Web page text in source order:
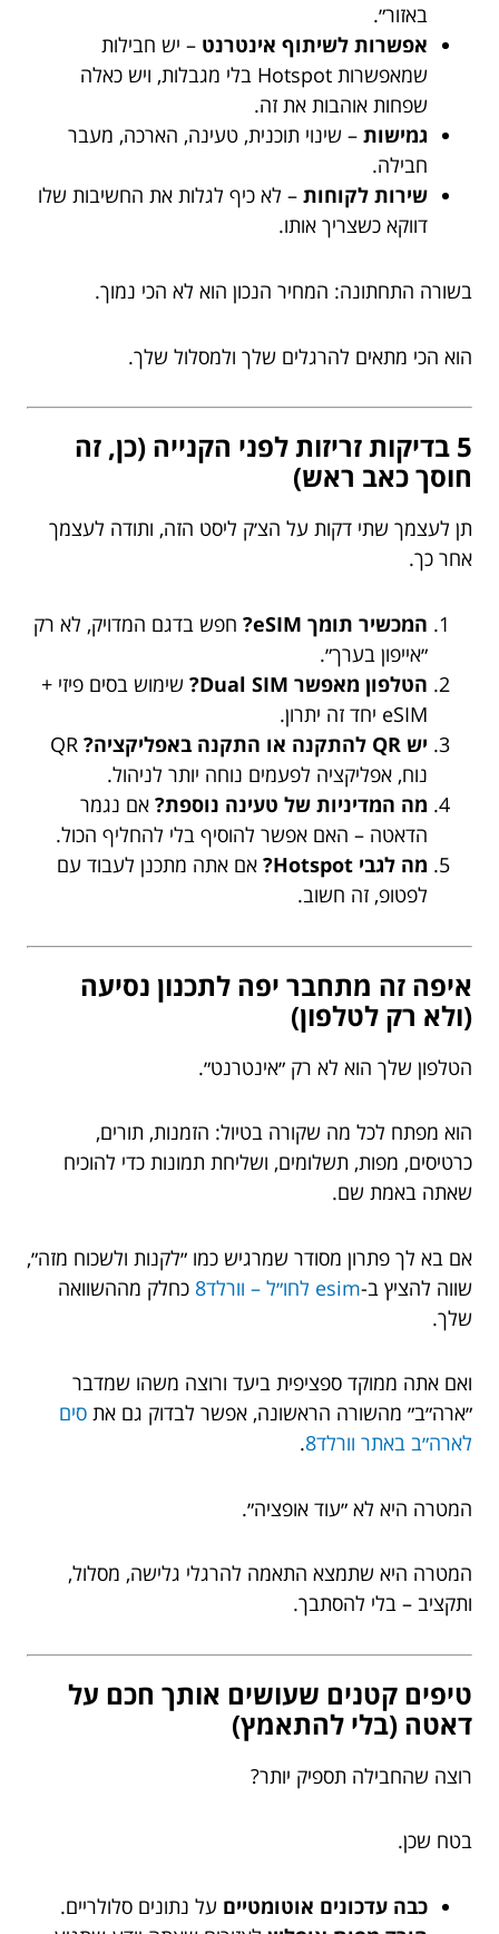
באזור״.
אפשרות לשיתוף אינטרנט – יש חבילות
שמאפשרות Hotspot בלי מגבלות, ויש כאלה
שפחות אוהבות את זה.
גמישות – שינוי תוכנית, טעינה, הארכה, מעבר
חבילה.
שירות לקוחות – לא כיף לגלות את החשיבות שלו
דווקא כשצריך אותו.
בשורה התחתונה: המחיר הנכון הוא לא הכי נמוך.
הוא הכי מתאים להרגלים שלך ולמסלול שלך.
5 בדיקות זריזות לפני הקנייה (כן, זה
חוסך כאב ראש)
תן לעצמך שתי דקות על הצ׳ק ליסט הזה, ותודה לעצמך
אחר כך.
המכשיר תומך eSIM?
חפש בדגם המדויק, לא רק
״אייפון בערך״.
הטלפון מאפשר Dual SIM?
שימוש בסים פיזי +
eSIM יחד זה יתרון.
יש QR להתקנה או התקנה באפליקציה?
QR
נוח, אפליקציה לפעמים נוחה יותר לניהול.
מה המדיניות של טעינה נוספת? אם נגמר
הדאטה – האם אפשר להוסיף בלי להחליף הכול.
מה לגבי Hotspot?
אם אתה מתכנן לעבוד עם
לפטופ, זה חשוב.
איפה זה מתחבר יפה לתכנון נסיעה
(ולא רק לטלפון)
הטלפון שלך הוא לא רק ״אינטרנט״.
הוא מפתח לכל מה שקורה בטיול: הזמנות, תורים,
כרטיסים, מפות, תשלומים, ושליחת תמונות כדי להוכיח
שאתה באמת שם.
אם בא לך פתרון מסודר שמרגיש כמו ״לקנות ולשכוח מזה״,
שווה להציץ ב-esim לחו״ל – וורלד8
כחלק מההשוואה
שלך.
ואם אתה ממוקד ספציפית ביעד ורוצה משהו שמדבר
״ארה״ב״ מהשורה הראשונה, אפשר לבדוק גם את סים
לארה״ב באתר וורלד8 .
המטרה היא לא ״עוד אופציה״.
המטרה היא שתמצא התאמה להרגלי גלישה, מסלול,
ותקציב – בלי להסתבך.
טיפים קטנים שעושים אותך חכם על
דאטה (בלי להתאמץ)
רוצה שהחבילה תספיק יותר?
בטח שכן.
כבה עדכונים אוטומטיים על נתונים סלולריים.